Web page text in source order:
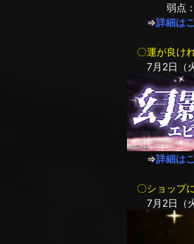
弱点：
⇒詳細は
〇運が良け
7月2日（火
⇒詳細は
〇ショップ
7月2日（火